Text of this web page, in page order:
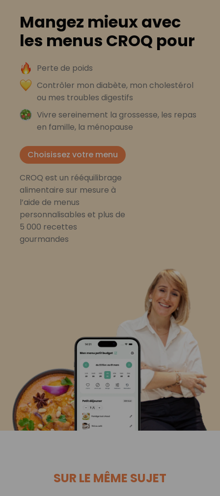
Mangez mieux avec
les menus CROQ pour
Perte de poids
Contrôler mon diabète, mon cholestérol
ou mes troubles digestifs
Vivre sereinement la grossesse, les repas
en famille, la ménopause
Choisissez votre menu
CROQ est un rééquilibrage
alimentaire sur mesure à
l’aide de menus
personnalisables et plus de
5 000 recettes
gourmandes
SUR LE MÊME SUJET